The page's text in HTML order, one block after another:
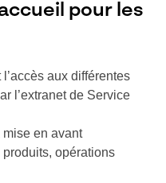
pour les
aux différentes
l’extranet de Service
mise en avant
produits, opérations